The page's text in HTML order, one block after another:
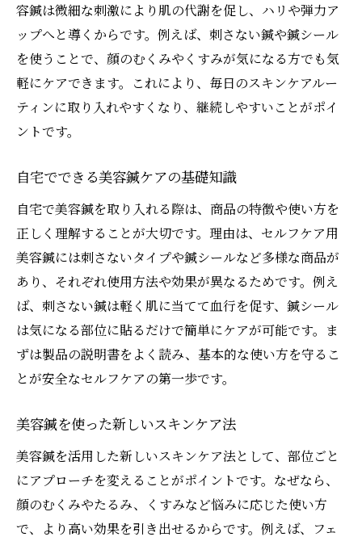
容鍼は微細な刺激により肌の代謝を促し、ハリや弾力ア
ップへと導くからです。例えば、刺さない鍼や鍼シール
を使うことで、顔のむくみやくすみが気になる方でも気
軽にケアできます。これにより、毎日のスキンケアルー
ティンに取り入れやすくなり、継続しやすいことがポイ
ントです。
自宅でできる美容鍼ケアの基礎知識
自宅で美容鍼を取り入れる際は、商品の特徴や使い方を
正しく理解することが大切です。理由は、セルフケア用
美容鍼には刺さないタイプや鍼シールなど多様な商品が
あり、それぞれ使用方法や効果が異なるためです。例え
ば、刺さない鍼は軽く肌に当てて血行を促す、鍼シール
は気になる部位に貼るだけで簡単にケアが可能です。ま
ずは製品の説明書をよく読み、基本的な使い方を守るこ
とが安全なセルフケアの第一歩です。
美容鍼を使った新しいスキンケア法
美容鍼を活用した新しいスキンケア法として、部位ごと
にアプローチを変えることがポイントです。なぜなら、
顔のむくみやたるみ、くすみなど悩みに応じた使い方
で、より高い効果を引き出せるからです。例えば、フェ